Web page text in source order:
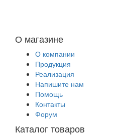
О магазине
О компании
Продукция
Реализация
Напишите нам
Помощь
Контакты
Форум
Каталог товаров